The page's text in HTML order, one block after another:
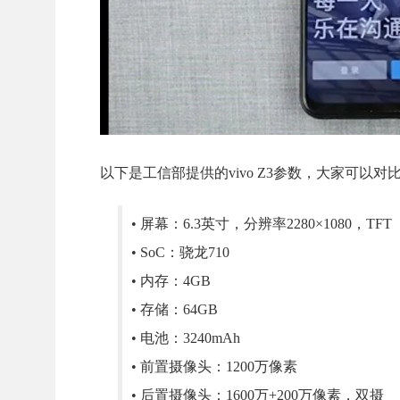
以下是工信部提供的vivo Z3参数，大家可以对
• 屏幕：6.3英寸，分辨率2280×1080，TFT
• SoC：骁龙710
• 内存：4GB
• 存储：64GB
• 电池：3240mAh
• 前置摄像头：1200万像素
• 后置摄像头：1600万+200万像素，双摄